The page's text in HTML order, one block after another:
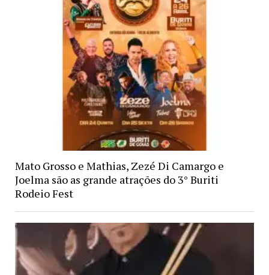
Mato Grosso e Mathias, Zezé Di Camargo e
Joelma são as grande atrações do 3° Buriti
Rodeio Fest